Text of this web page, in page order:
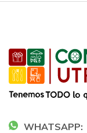
WHATSAPP: